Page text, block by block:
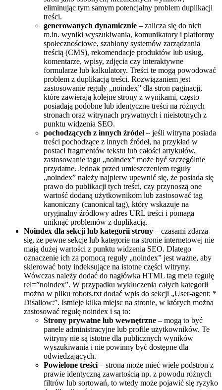
eliminując tym samym potencjalny problem duplikacji
treści.
generowanych dynamicznie – zalicza się do nich
m.in. wyniki wyszukiwania, komunikatory i platformy
społecznościowe, szablony systemów zarządzania
treścią (CMS), rekomendacje produktów lub usług,
komentarze, wpisy, zdjęcia czy interaktywne
formularze lub kalkulatory. Treści te mogą powodować
problem z duplikacją treści. Rozwiązaniem jest
zastosowanie reguły „noindex” dla stron paginacji,
które zawierają kolejne strony z wynikami, często
posiadają podobne lub identyczne treści na różnych
stronach oraz witrynach prywatnych i nieistotnych z
punktu widzenia SEO.
pochodzących z innych źródeł– jeśli witryna posiada
treści pochodzące z innych źródeł, na przykład w
postaci fragmentów tekstu lub całości artykułów,
zastosowanie tagu „noindex” może być szczególnie
przydatne. Jednak przed umieszczeniem reguły
„noindex” należy najpierw upewnić się, że posiada się
prawo do publikacji tych treści, czy przynoszą one
wartość dodaną użytkownikom lub zastosować tag
kanoniczny (canonical tag), który wskazuje na
oryginalny źródłowy adres URL treści i pomaga
uniknąć problemów z duplikacją.
Noindex dla sekcji lub kategorii strony – czasami zdarza
się, że pewne sekcje lub kategorie na stronie internetowej nie
mają dużej wartości z punktu widzenia SEO. Dlatego
oznaczenie ich za pomocą reguły „noindex” jest ważne, aby
skierować boty indeksujące na istotne części witryny.
Wówczas należy dodać do nagłówka HTML tag meta regułę
rel=”noindex”. W przypadku wykluczenia całych kategorii
można w pliku robots.txt dodać wpis do sekcji „User-agent: *
Disallow:”. Istnieje kilka miejsc na stronie, w których można
zastosować regułę noindex i są to:
Strony prywatne lub wewnętrzne – mogą to być
panele administracyjne lub profile użytkowników. Te
witryny nie są istotne dla publicznych wyników
wyszukiwania i nie powinny być dostępne dla
odwiedzających.
Powielone treści – strona może mieć wiele podstron z
prawie identyczną zawartością np. z powodu różnych
filtrów lub sortowań, to wtedy może pojawić się ryzyko